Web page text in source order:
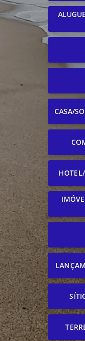
CASA/